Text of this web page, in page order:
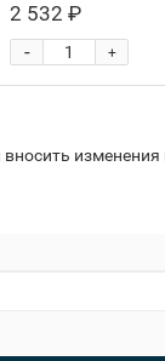
2 532 ₽
+
-